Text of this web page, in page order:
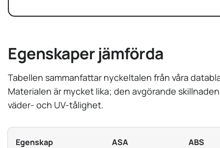
Egenskaper jämförda
Tabellen sammanfattar nyckeltalen från våra
Materialen är mycket lika; den avgörande skillnaden
väder- och UV-tålighet.
Egenskap ASA ABS